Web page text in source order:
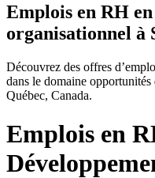
Emplois en RH
organisationnel à
Découvrez des offres
dans le domaine
Québec, Canada.
Emplois en